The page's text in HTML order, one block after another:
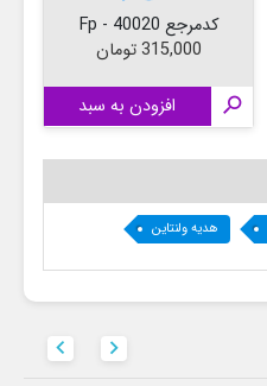
کدمرجع 40020 - Fp
قیمت
315,000 تومان
 افزودن به سبد
هدیه ولنتاین
 